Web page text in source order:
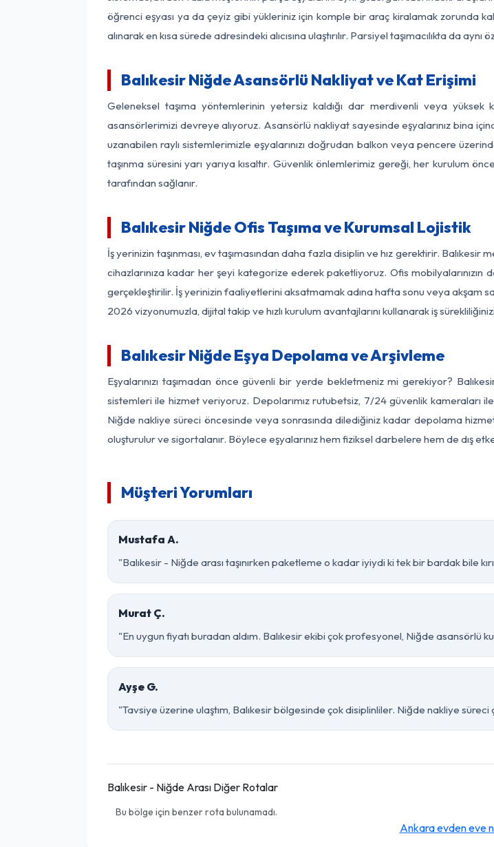
öğrenci eşyası ya da çeyiz gibi yükleriniz için komple bir araç kiralamak zorunda
alınarak en kısa sürede adresindeki alıcısına ulaştırılır. Parsiyel taşımacılıkta da
Balıkesir Niğde Asansörlü Nakliyat ve Kat Erişimi
Geleneksel taşıma yöntemlerinin yetersiz kaldığı dar merdivenli veya
asansörlerimizi devreye alıyoruz. Asansörlü nakliyat sayesinde eşyalarınız bina
uzanabilen raylı sistemlerimizle eşyalarınızı doğrudan balkon veya pencere
taşınma süresini yarı yarıya kısaltır. Güvenlik önlemlerimiz gereği, her kurulum
tarafından sağlanır.
Balıkesir Niğde Ofis Taşıma ve Kurumsal Lojistik
İş yerinizin taşınması, ev taşımasından daha fazla disiplin ve hız gerektirir.
cihazlarınıza kadar her şeyi kategorize ederek paketliyoruz. Ofis mobilyalarınızın
gerçekleştirilir. İş yerinizin faaliyetlerini aksatmamak adına hafta sonu veya akşam
2026 vizyonumuzla, dijital takip ve hızlı kurulum avantajlarını kullanarak iş
Balıkesir Niğde Eşya Depolama ve Arşivleme
Eşyalarınızı taşımadan önce güvenli bir yerde bekletmeniz mi gerekiyor?
sistemleri ile hizmet veriyoruz. Depolarımız rutubetsiz, 7/24 güvenlik kameraları
Niğde nakliye süreci öncesinde veya sonrasında dilediğiniz kadar depolama
oluşturulur ve sigortalanır. Böylece eşyalarınız hem fiziksel darbelere hem de dış
Müşteri Yorumları
Mustafa A.
"Balıkesir - Niğde arası taşınırken paketleme o kadar iyiydi ki tek bir bardak bile
Murat Ç.
"En uygun fiyatı buradan aldım. Balıkesir ekibi çok profesyonel, Niğde asansörlü
Ayşe G.
"Tavsiye üzerine ulaştım, Balıkesir bölgesinde çok disiplinliler. Niğde nakliye süreci
Balıkesir - Niğde Arası Diğer Rotalar
Bu bölge için benzer rota bulunamadı.
Ankara evden eve